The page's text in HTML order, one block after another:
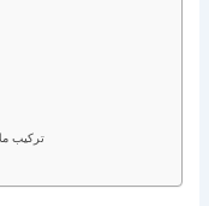
تركيب